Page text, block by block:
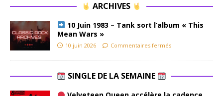
ARCHIVES
10 Juin 1983 – Tank sort l’album « This
Mean Wars »
10 juin 2026 Commentaires fermés
SINGLE DE LA SEMAINE